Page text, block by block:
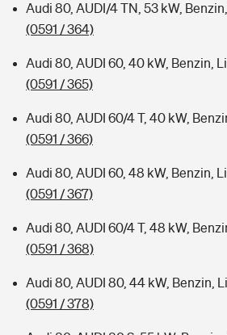
Audi 80, AUDI/4 TN, 53 kW,
(0591 / 364)
Audi 80, AUDI 60, 40 kW, Benzin,
(0591 / 365)
Audi 80, AUDI 60/4 T, 40 kW,
(0591 / 366)
Audi 80, AUDI 60, 48 kW, Benzin,
(0591 / 367)
Audi 80, AUDI 60/4 T, 48 kW,
(0591 / 368)
Audi 80, AUDI 80, 44 kW, Benzin,
(0591 / 378)